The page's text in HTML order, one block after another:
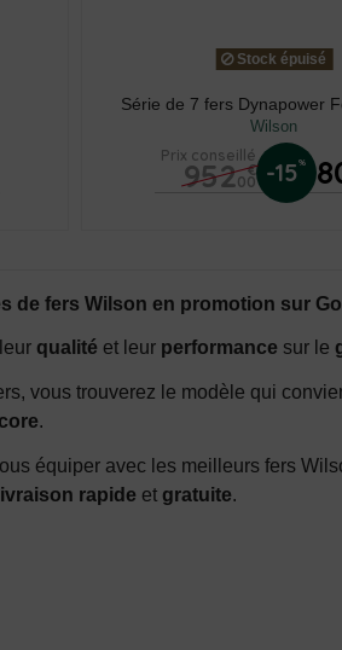
Stock épuisé
Série de 7 fers Dynapower
Wilson
Prix conseillé
952 €
00 -15%
de fers Wilson en promotion sur
qualité et leur performance sur le
vous trouverez le modèle qui
.
équiper avec les meilleurs fers
livraison rapide et gratuite.